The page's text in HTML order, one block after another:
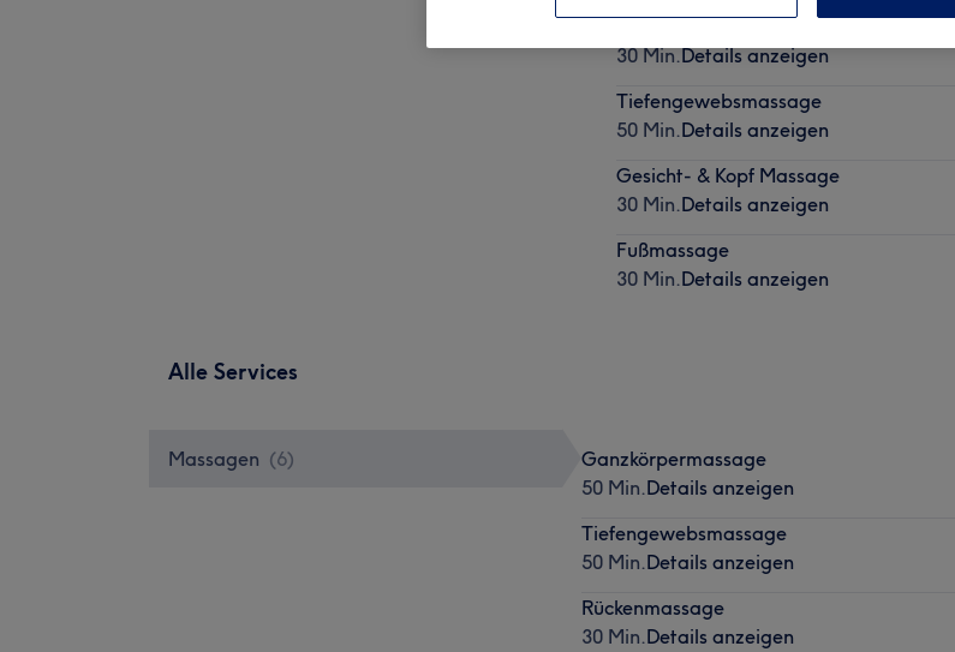
Rückenmassage
30 Min.Details anzeigen
Tiefengewebsmassage
50 Min.Details anzeigen
Gesicht- & Kopf Massage
30 Min.Details anzeigen
Fußmassage
30 Min.Details anzeigen
Alle Services
Massagen (6)
Ganzkörpermassage
50 Min.Details anzeigen
Tiefengewebsmassage
50 Min.Details anzeigen
Rückenmassage
30 Min.Details anzeigen